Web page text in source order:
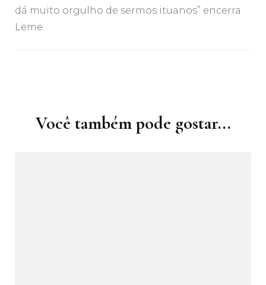
dá muito orgulho de sermos ituanos” encerra
Leme.
postVocê também pode gostar...